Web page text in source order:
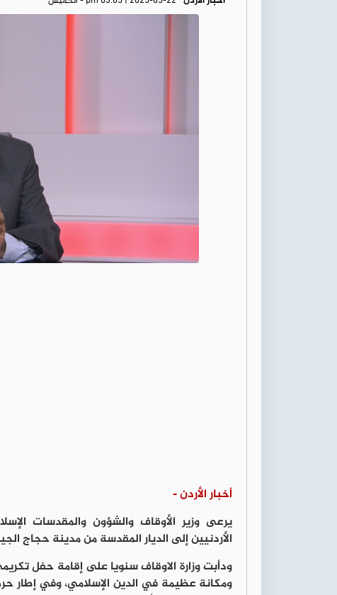
أخبار الأردن -
يرعى وزير الأوقاف والشؤون والمقدسات
الأردنيين إلى الديار المقدسة من مدينة حجاج
ودأبت وزارة الاوقاف سنويا على إقامة حفل
ومكانة عظيمة في الدين الإسلامي، وفي إطار